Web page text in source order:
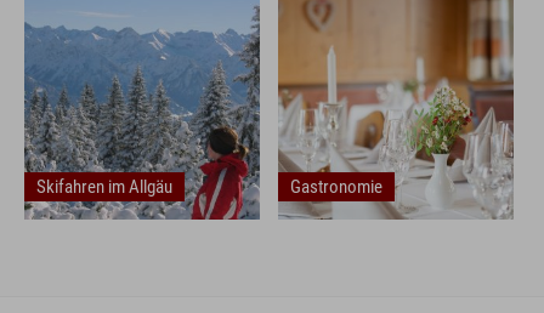
Skifahren im Allgäu Gastronomie